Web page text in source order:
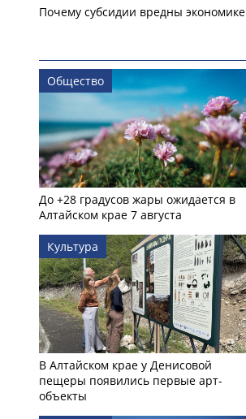
Почему субсидии вредны экономике
Общество
До +28 градусов жары ожидается в
Алтайском крае 7 августа
Культура
В Алтайском крае у Денисовой
пещеры появились первые арт-
объекты